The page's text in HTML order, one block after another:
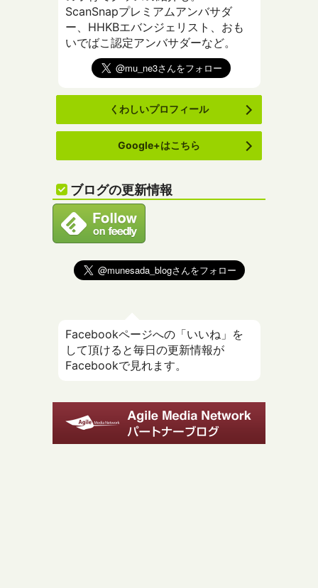
ScanSnapプレミアムアンバサダ
ー、HHKBエバンジェリスト、おも
いでばこ認定アンバサダーなど。
くわしいプロフィール
Google+はこちら
ブログの更新情報
Facebookページへの「いいね」を
して頂けると毎日の更新情報が
Facebookで見れます。